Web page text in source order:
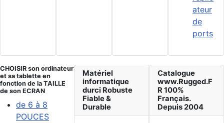
ateur
de
ports
CHOISIR son ordinateur
et sa tablette en
fonction de la TAILLE
de son ECRAN
de 6 à 8
POUCES
Matériel
informatique
durci Robuste
Fiable &
Durable
Catalogue
www.Rugged.F
R 100%
Français.
Depuis 2004